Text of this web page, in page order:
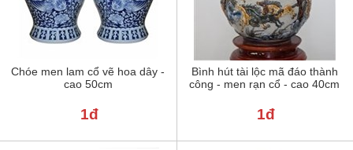
Chóe men lam cổ vẽ hoa dây -
cao 50cm
1đ
Bình hút tài lộc mã đáo thành
công - men rạn cổ - cao 40cm
1đ